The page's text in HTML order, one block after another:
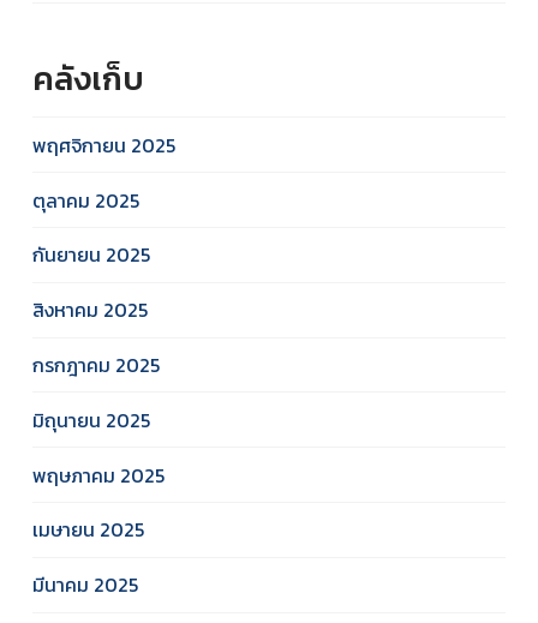
คลังเก็บ
พฤศจิกายน 2025
ตุลาคม 2025
กันยายน 2025
สิงหาคม 2025
กรกฎาคม 2025
มิถุนายน 2025
พฤษภาคม 2025
เมษายน 2025
มีนาคม 2025